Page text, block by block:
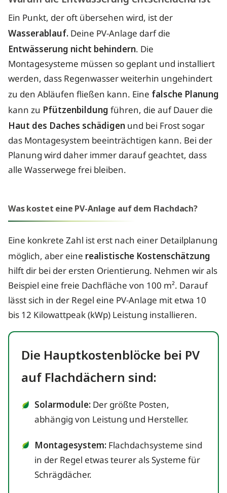
Ein Punkt, der oft übersehen wird, ist der
Wasserablauf. Deine PV-Anlage darf die
Entwässerung nicht behindern. Die
Montagesysteme müssen so geplant und installiert
werden, dass Regenwasser weiterhin ungehindert
zu den Abläufen fließen kann. Eine falsche Planung
kann zu Pfützenbildung führen, die auf Dauer die
Haut des Daches schädigen und bei Frost sogar
das Montagesystem beeinträchtigen kann. Bei der
Planung wird daher immer darauf geachtet, dass
alle Wasserwege frei bleiben.
Was kostet eine PV-Anlage auf dem Flachdach?
Eine konkrete Zahl ist erst nach einer Detailplanung
möglich, aber eine realistische Kostenschätzung
hilft dir bei der ersten Orientierung. Nehmen wir als
Beispiel eine freie Dachfläche von 100 m². Darauf
lässt sich in der Regel eine PV-Anlage mit etwa 10
bis 12 Kilowattpeak (kWp) Leistung installieren.
Die Hauptkostenblöcke bei PV
auf Flachdächern sind:
Solarmodule:Der größte Posten,
abhängig von Leistung und Hersteller.
Montagesystem:Flachdachsysteme sind
in der Regel etwas teurer als Systeme für
Schrägdächer.